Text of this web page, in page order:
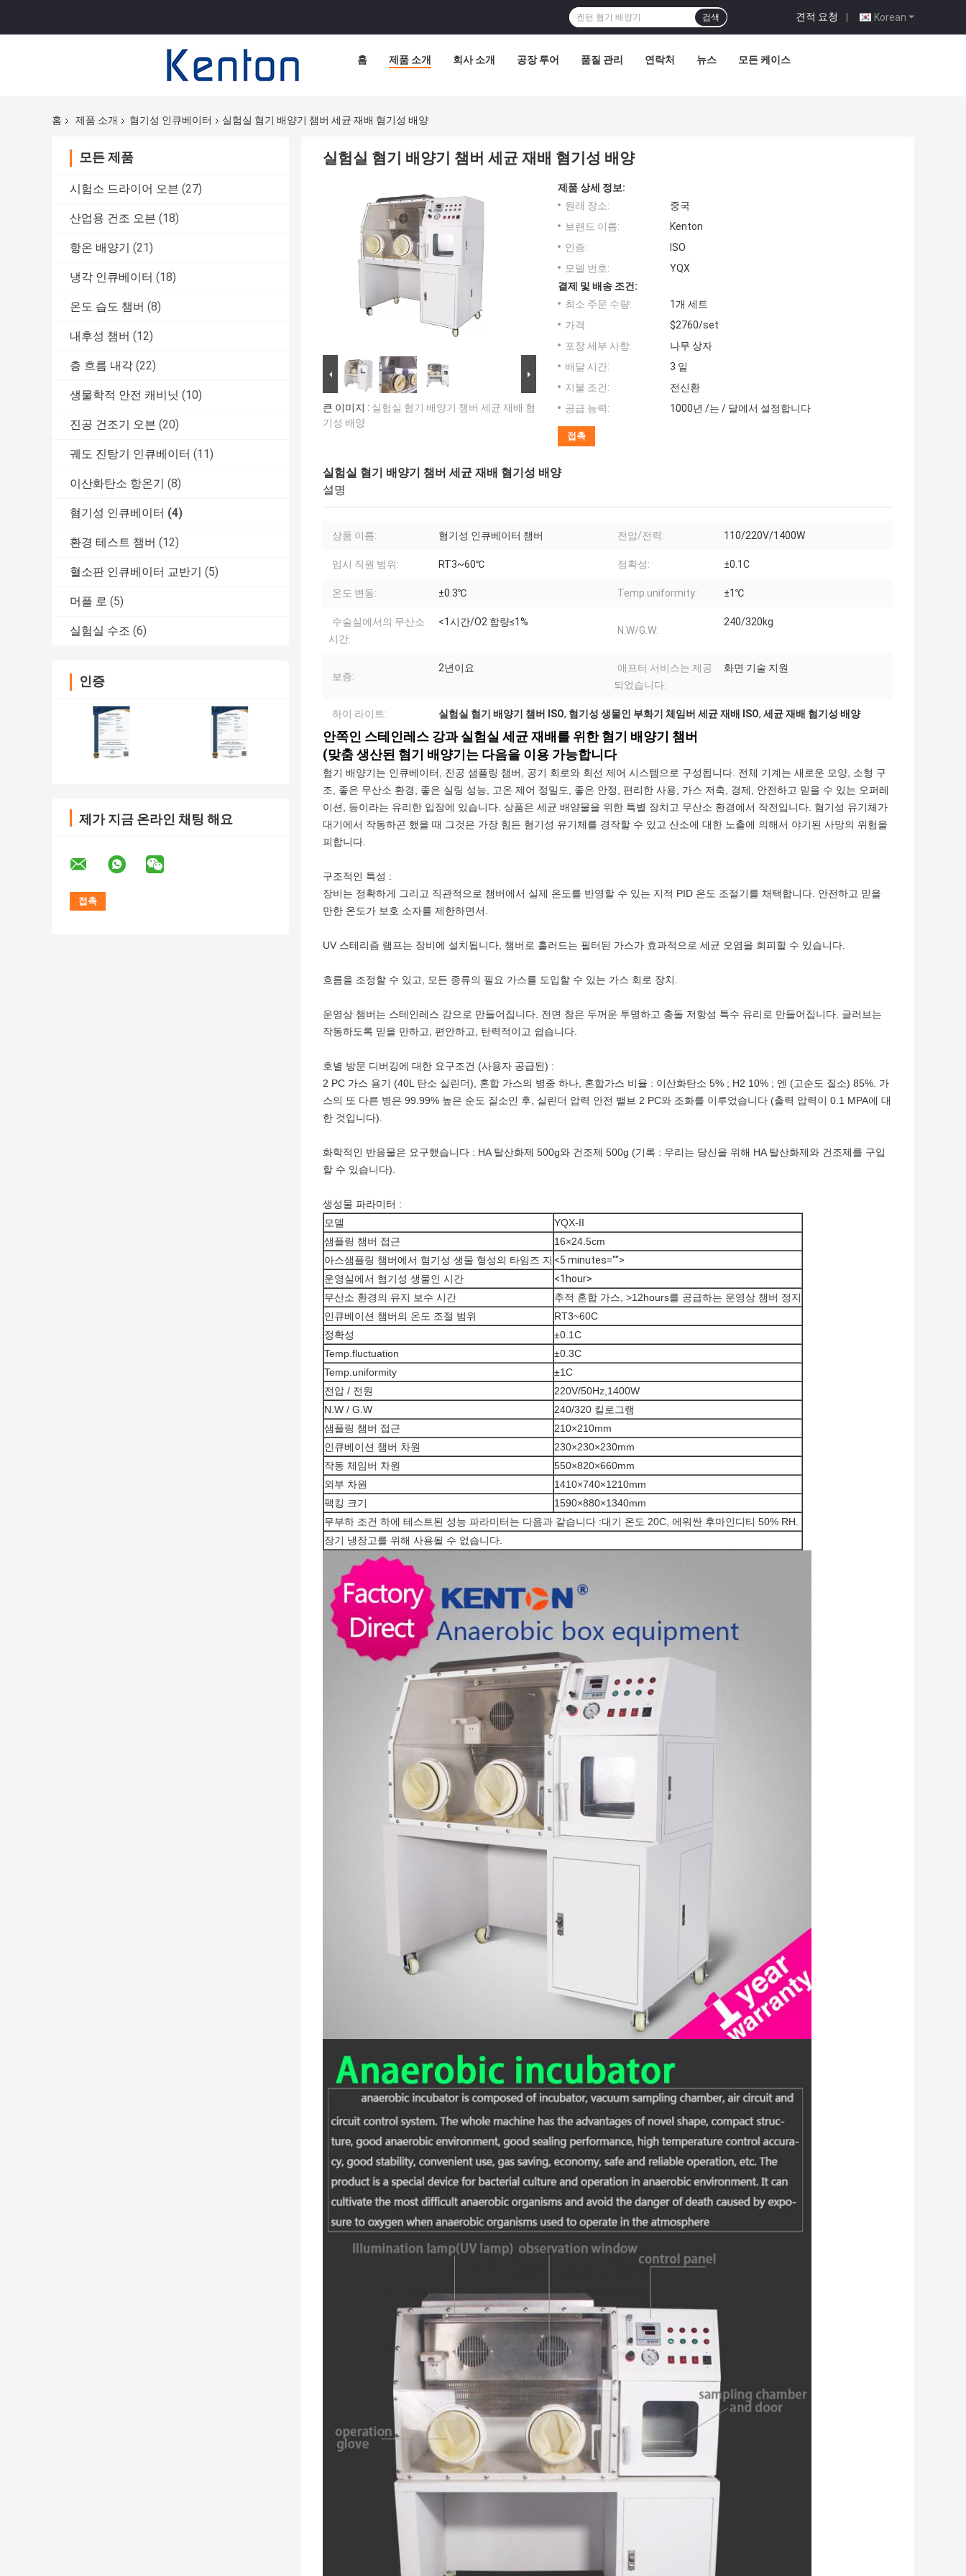
Korean
견적 요청 |
검색
홈 제품 소개 회사 소개 공장 투어 품질 관리 연락처 뉴스 모든 케이스
홈 제품 소개 혐기성 인큐베이터 실험실 혐기 배양기 챔버 세균 재배 혐기성 배양
모든 제품
시험소 드라이어 오븐 (27)
산업용 건조 오븐 (18)
항온 배양기 (21)
냉각 인큐베이터 (18)
온도 습도 챔버 (8)
내후성 챔버 (12)
층 흐름 내각 (22)
생물학적 안전 캐비닛 (10)
진공 건조기 오븐 (20)
궤도 진탕기 인큐베이터 (11)
이산화탄소 항온기 (8)
혐기성 인큐베이터 (4)
환경 테스트 챔버 (12)
혈소판 인큐베이터 교반기 (5)
머플 로 (5)
실험실 수조 (6)
인증
제가 지금 온라인 채팅 해요
실험실 혐기 배양기 챔버 세균 재배 혐기성 배양
큰 이미지 : 실험실 혐기 배양기 챔버 세균 재배 혐
기성 배양
제품 상세 정보:
원래 장소:
중국
브랜드 이름:
Kenton
인증:
ISO
모델 번호:
YQX
결제 및 배송 조건:
최소 주문 수량:
1개 세트
가격:
$2760/set
포장 세부 사항:
나무 상자
배달 시간:
3 일
지불 조건:
전신환
공급 능력:
1000년 /는 / 달에서 설정합니다
접촉
실험실 혐기 배양기 챔버 세균 재배 혐기성 배양
설명
상품 이름: 혐기성 인큐베이터 챔버 전압/전력: 110/220V/1400W
임시 직원 범위: RT3~60℃ 정확성: ±0.1C
온도 변동: ±0.3℃ Temp.uniformity: ±1℃
수술실에서의 무산소
시간:
<1시간/O2 함량≤1%
N.W/G.W:
240/320kg
보증:
2년이요
애프터 서비스는 제공
되었습니다:
화면 기술 지원
하이 라이트: 실험실 혐기 배양기 챔버 ISO, 혐기성 생물인 부화기 체임버 세균 재배 ISO, 세균 재배 혐기성 배양
안쪽인 스테인레스 강과 실험실 세균 재배를 위한 혐기 배양기 챔버
(맞춤 생산된 혐기 배양기는 다음을 이용 가능합니다
혐기 배양기는 인큐베이터, 진공 샘플링 챔버, 공기 회로와 회선 제어 시스템으로 구성됩니다. 전체 기계는 새로운 모양, 소형 구
조, 좋은 무산소 환경, 좋은 실링 성능, 고온 제어 정밀도, 좋은 안정, 편리한 사용, 가스 저축, 경제, 안전하고 믿을 수 있는 오퍼레
이션, 등이라는 유리한 입장에 있습니다. 상품은 세균 배양물을 위한 특별 장치고 무산소 환경에서 작전입니다. 혐기성 유기체가
대기에서 작동하곤 했을 때 그것은 가장 힘든 혐기성 유기체를 경작할 수 있고 산소에 대한 노출에 의해서 야기된 사망의 위험을
피합니다.
구조적인 특성 :
장비는 정확하게 그리고 직관적으로 챔버에서 실제 온도를 반영할 수 있는 지적 PID 온도 조절기를 채택합니다. 안전하고 믿을
만한 온도가 보호 소자를 제한하면서.
UV 스테리즘 램프는 장비에 설치됩니다, 챔버로 흘러드는 필터된 가스가 효과적으로 세균 오염을 회피할 수 있습니다.
흐름을 조정할 수 있고, 모든 종류의 필요 가스를 도입할 수 있는 가스 회로 장치.
운영상 챔버는 스테인레스 강으로 만들어집니다. 전면 창은 두꺼운 투명하고 충돌 저항성 특수 유리로 만들어집니다. 글러브는
작동하도록 믿을 만하고, 편안하고, 탄력적이고 쉽습니다.
호별 방문 디버깅에 대한 요구조건 (사용자 공급된) :
2 PC 가스 용기 (40L 탄소 실린더), 혼합 가스의 병중 하나, 혼합가스 비율 : 이산화탄소 5% ; H2 10% ; 엔 (고순도 질소) 85%. 가
스의 또 다른 병은 99.99% 높은 순도 질소인 후, 실린더 압력 안전 밸브 2 PC와 조화를 이루었습니다 (출력 압력이 0.1 MPA에 대
한 것입니다).
화학적인 반응물은 요구했습니다 : HA 탈산화제 500g와 건조제 500g (기록 : 우리는 당신을 위해 HA 탈산화제와 건조제를 구입
할 수 있습니다).
생성물 파라미터 :
모델
YQX-II
샘플링 챔버 접근
16×24.5cm
아스샘플링 챔버에서 혐기성 생물 형성의 타임즈 지 <5 minutes="">
운영실에서 혐기성 생물인 시간
<1hour>
무산소 환경의 유지 보수 시간
추적 혼합 가스, >12hours를 공급하는 운영상 챔버 정지
인큐베이션 챔버의 온도 조절 범위
RT3~60C
정확성
±0.1C
Temp.fluctuation
±0.3C
Temp.uniformity
±1C
전압 / 전원
220V/50Hz,1400W
N.W / G.W
240/320 킬로그램
샘플링 챔버 접근
210×210mm
인큐베이션 챔버 차원
230×230×230mm
작동 체임버 차원
550×820×660mm
외부 차원
1410×740×1210mm
팩킹 크기
1590×880×1340mm
무부하 조건 하에 테스트된 성능 파라미터는 다음과 같습니다 :대기 온도 20C, 에워싼 후마인디티 50% RH.
장기 냉장고를 위해 사용될 수 없습니다.